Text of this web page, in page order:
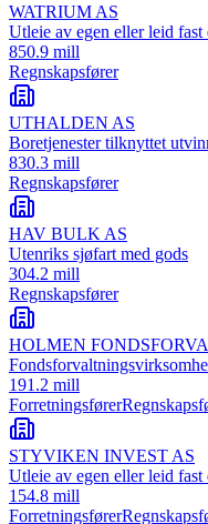
WATRIUM AS
Utleie av egen eller leid fast
850.9 mill
Regnskapsfører
UTHALDEN AS
Boretjenester tilknyttet
830.3 mill
Regnskapsfører
HAV BULK AS
Utenriks sjøfart med gods
304.2 mill
Regnskapsfører
HOLMEN
191.2 mill
Forretningsfører
STYVIKEN INVEST AS
Utleie av egen eller leid fast
154.8 mill
Forretningsfører